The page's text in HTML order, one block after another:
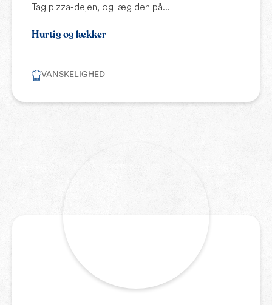
Tag pizza-dejen, og læg den på...
Hurtig og lækker
VANSKELIGHED